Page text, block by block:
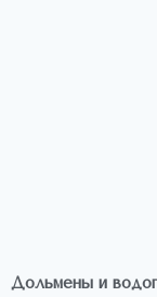
Дольмены и